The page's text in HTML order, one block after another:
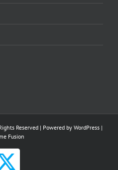
Reserved | Powered by WordPress |
Fusion